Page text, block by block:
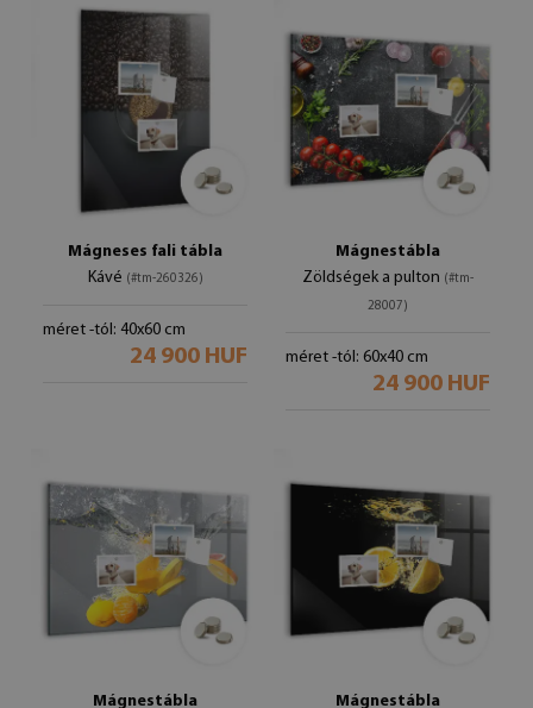
Mágneses fali tábla
Kávé (#tm-260326)
méret -tól: 40x60 cm
24 900 HUF
Mágnestábla
Zöldségek a pulton (#tm-
28007)
méret -tól: 60x40 cm
24 900 HUF
Mágnestábla
Mágnestábla